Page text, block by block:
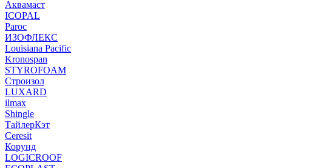
Аквамаст
ICOPAL
Paroc
ИЗОФЛЕКС
Louisiana Pacific
Kronospan
STYROFOAM
Строизол
LUXARD
ilmax
Shingle
ТайлерКэт
Ceresit
Корунд
LOGICROOF